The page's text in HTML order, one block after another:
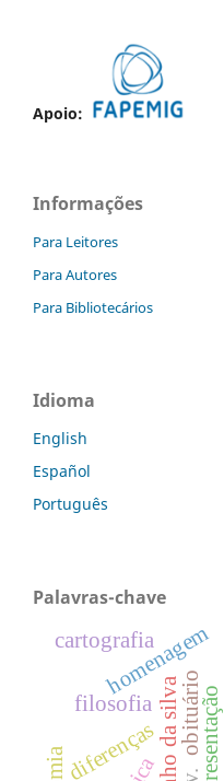
Apoio:
Informações
Para Leitores
Para Autores
Para Bibliotecários
Idioma
English
Español
Português
Palavras-chave
apresentação
obituário
homenagem
diferenças
filosofia
cartografia